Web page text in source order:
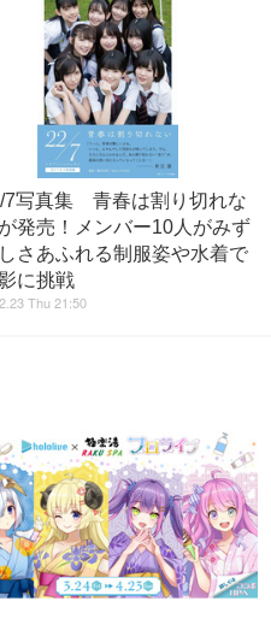
7写真集 青春は割り切れな
発売！メンバー10人がみず
さあふれる制服姿や水着で
に挑戦
Thu 21:50